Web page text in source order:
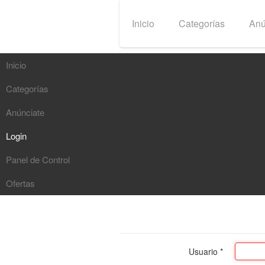
Inicio Categorías
Usuario *
Inicio
Categorías
Anúnciate
Login
Panel de Control
Ofertas